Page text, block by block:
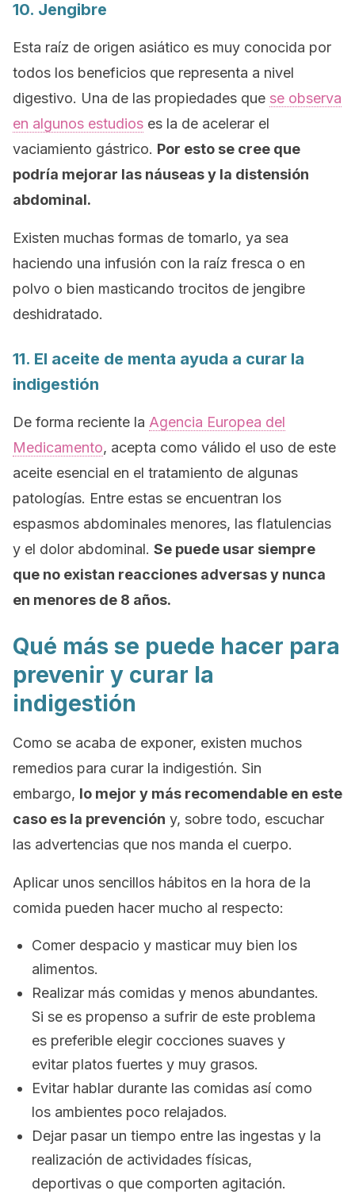
10. Jengibre
Esta raíz de origen asiático es muy conocida por
todos los beneficios que representa a nivel
digestivo. Una de las propiedades que se observa
en algunos estudios es la de acelerar el
vaciamiento gástrico. Por esto se cree que
podría mejorar las náuseas y la distensión
abdominal.
Existen muchas formas de tomarlo, ya sea
haciendo una infusión con la raíz fresca o en
polvo o bien masticando trocitos de jengibre
deshidratado.
11. El aceite de menta ayuda a curar la
indigestión
De forma reciente la Agencia Europea del
Medicamento, acepta como válido el uso de este
aceite esencial en el tratamiento de algunas
patologías. Entre estas se encuentran los
espasmos abdominales menores, las flatulencias
y el dolor abdominal. Se puede usar siempre
que no existan reacciones adversas y nunca
en menores de 8 años.
Qué más se puede hacer para
prevenir y curar la
indigestión
Como se acaba de exponer, existen muchos
remedios para curar la indigestión. Sin
embargo, lo mejor y más recomendable en este
caso es la prevención y, sobre todo, escuchar
las advertencias que nos manda el cuerpo.
Aplicar unos sencillos hábitos en la hora de la
comida pueden hacer mucho al respecto:
Comer despacio y masticar muy bien los
alimentos.
Realizar más comidas y menos abundantes.
Si se es propenso a sufrir de este problema
es preferible elegir cocciones suaves y
evitar platos fuertes y muy grasos.
Evitar hablar durante las comidas así como
los ambientes poco relajados.
Dejar pasar un tiempo entre las ingestas y la
realización de actividades físicas,
deportivas o que comporten agitación.